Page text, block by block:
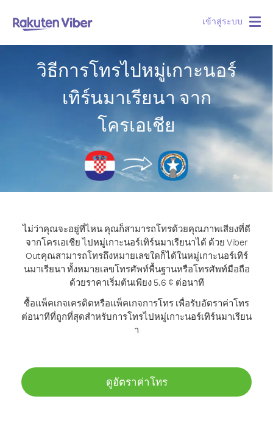
เข้าสู่ระบบ
วิธีการโทรไปหมู่เกาะนอร์
เทิร์นมาเรียนา จาก
โครเอเชีย
ไม่ว่าคุณจะอยู่ที่ไหน คุณก็สามารถโทรด้วยคุณภาพเสียงที่ดี
จากโครเอเชีย ไปหมู่เกาะนอร์เทิร์นมาเรียนาได้ ด้วย Viber
Outคุณสามารถโทรถึงหมายเลขใดก็ได้ในหมู่เกาะนอร์เทิร์
นมาเรียนา ทั้งหมายเลขโทรศัพท์พื้นฐานหรือโทรศัพท์มือถือ
ด้วยราคาเริ่มต้นเพียง 5.6 ¢ ต่อนาที
ซื้อแพ็คเกจเครดิตหรือแพ็คเกจการโทร เพื่อรับอัตราค่าโทร
ต่อนาทีที่ถูกที่สุดสำหรับการโทรไปหมู่เกาะนอร์เทิร์นมาเรียน
า
ดูอัตราค่าโทร